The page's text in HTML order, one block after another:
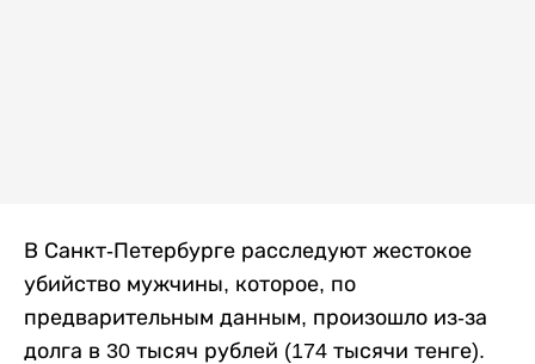
В Санкт-Петербурге расследуют жестокое
убийство мужчины, которое, по
предварительным данным, произошло из-за
долга в 30 тысяч рублей (174 тысячи тенге).